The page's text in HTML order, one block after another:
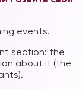
events.
section: the
about it (the